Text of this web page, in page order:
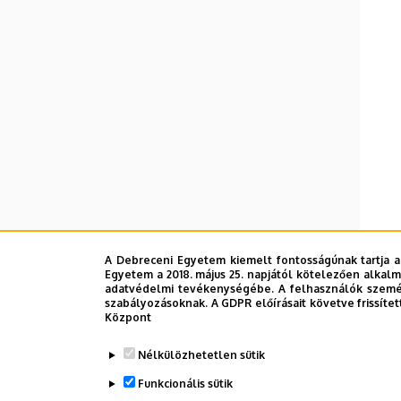
A Debreceni Egyetem kiemelt fontosságúnak
Egyetem a 2018. május 25. napjától kötelezően
adatvédelmi tevékenységébe. A felhasználók
szabályozásoknak. A GDPR előírásait követve
Központ
Nélkülözhetetlen sütik
Funkcionális sütik